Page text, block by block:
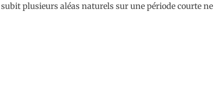
plusieurs aléas naturels sur une période courte ne